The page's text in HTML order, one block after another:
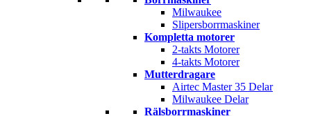
Milwaukee
Slipersborrmaskiner
Kompletta motorer
2-takts Motorer
4-takts Motorer
Mutterdragare
Airtec Master 35 Delar
Milwaukee Delar
Rälsborrmaskiner